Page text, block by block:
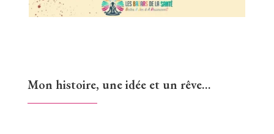
Mon histoire, une idée et un rêve…